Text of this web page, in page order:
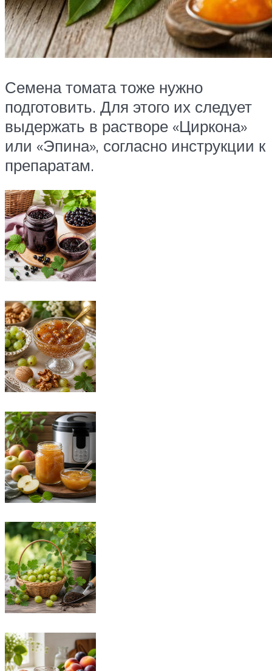
Семена томата тоже нужно
подготовить. Для этого их следует
выдержать в растворе «Циркона»
или «Эпина», согласно инструкции к
препаратам.